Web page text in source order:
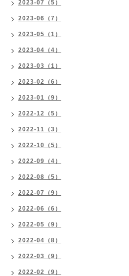
2023-07（5）
2023-06（7）
2023-05（1）
2023-04（4）
2023-03（1）
2023-02（6）
2023-01（9）
2022-12（5）
2022-11（3）
2022-10（5）
2022-09（4）
2022-08（5）
2022-07（9）
2022-06（6）
2022-05（9）
2022-04（8）
2022-03（9）
2022-02（9）